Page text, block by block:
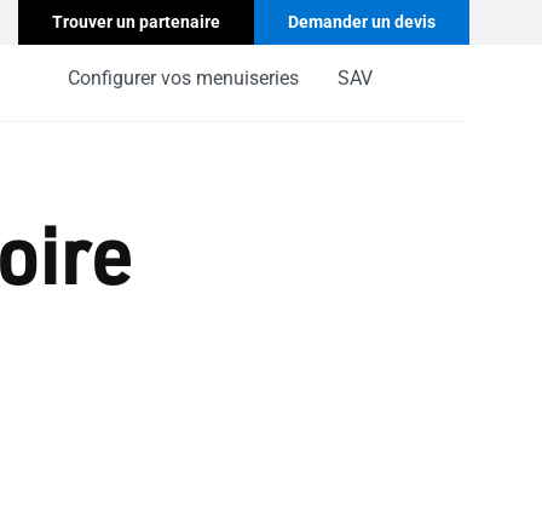
Trouver un partenaire Demander un devis
Configurer vos menuiseries SAV